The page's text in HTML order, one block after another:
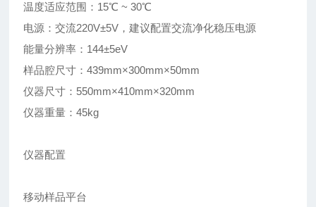
温度适应范围：15℃ ~ 30℃
电源：交流220V±5V，建议配置交流净化稳压电源
能量分辨率：144±5eV
样品腔尺寸：439mm×300mm×50mm
仪器尺寸：550mm×410mm×320mm
仪器重量：45kg
仪器配置
移动样品平台